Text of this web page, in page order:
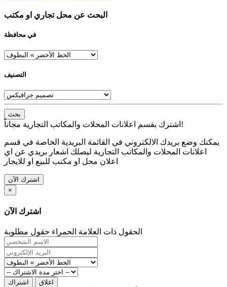
البحث عن محل تجاري او مكتب
في محافظة
التصنيف
بحث
اشترك بقسم اعلانات المحلات والمكاتب التجارية مجاناً!
يمكنك وضع بريدك الالكتروني في القائمة البريدية الخاصة في قسم
اعلانات المحلات والمكاتب التجارية ليصلك اشعار بريدي عن اي
اعلان محل او مكتب للبيع او للايجار
اشترك الآن
×
اشترك الآن
الحقول ذات العلامة الحمراء حقول مطلوبة
اشتراك اغلاق